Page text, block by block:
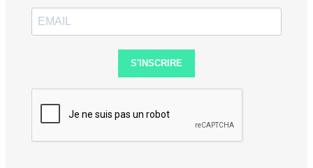
S'INSCRIRE